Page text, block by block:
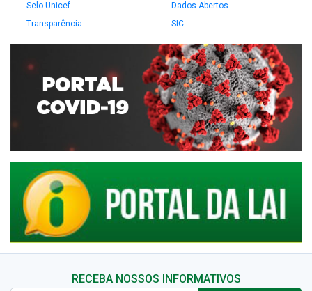
Selo Unicef
Dados Abertos
Transparência
SIC
RECEBA NOSSOS INFORMATIVOS